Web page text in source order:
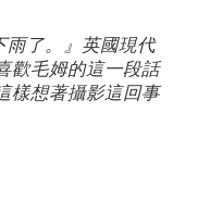
雨了。』英國現代
歡毛姆的這一段話
樣想著攝影這回事